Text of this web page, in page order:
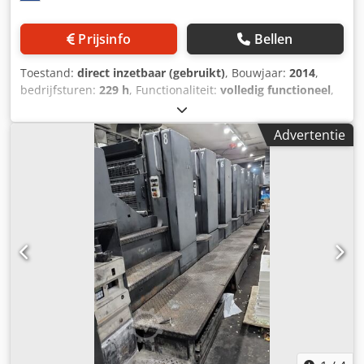
Prijsinfo Bellen
Toestand: direct inzetbaar (gebruikt), Bouwjaar: 2014,
bedrijfsturen: 229 h, Functionaliteit: volledig functioneel,
DS001155
Prinect Press Center, Axis Control, Autoplate XL, Alcolor
dampening, Cooling and recirculation unit, Perfecting 4-4
or 8-0, Excellent condition Dodpfxowuth Ro Anksck
Advertentie